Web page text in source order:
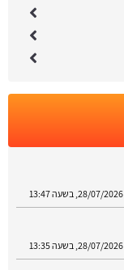
28/07/2026, בשעה 13:35
28/07/2026, בשעה 13:29